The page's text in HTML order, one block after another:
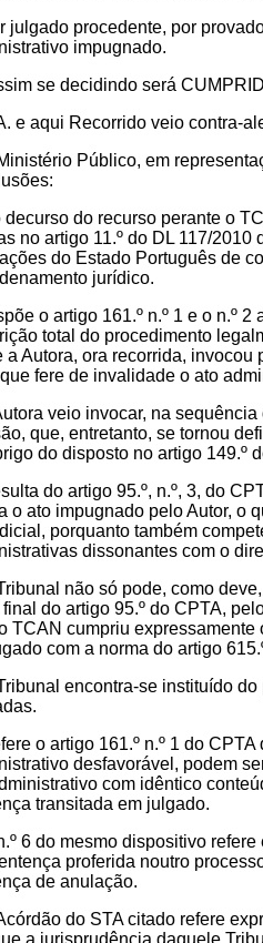
julgado procedente, por
impugnado.
se decidindo será
e aqui Recorrido veio contra-
Público, em
decurso do recurso perante o
no artigo 11.º do DL 117/
do Estado Português de
jurídico.
o artigo 161.º n.º 1 e o n.º
total do procedimento
a Autora, ora recorrida,
fere de invalidade o ato
veio invocar, na
que, entretanto, se tornou
do disposto no artigo 149.º
do artigo 95.º, n.º, 3, do
o ato impugnado pelo Autor, o
porquanto também
dissonantes com o
não só pode, como
final do artigo 95.º do CPTA,
TCAN cumpriu
com a norma do artigo
encontra-se instituído
o artigo 161.º n.º 1 do
desfavorável, podem
com idêntico
transitada em julgado.
6 do mesmo dispositivo
proferida noutro
de anulação.
do STA citado refere
a jurisprudência daquele